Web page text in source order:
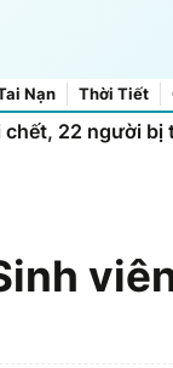
Nạn Thời Tiết
chết, 22 người bị